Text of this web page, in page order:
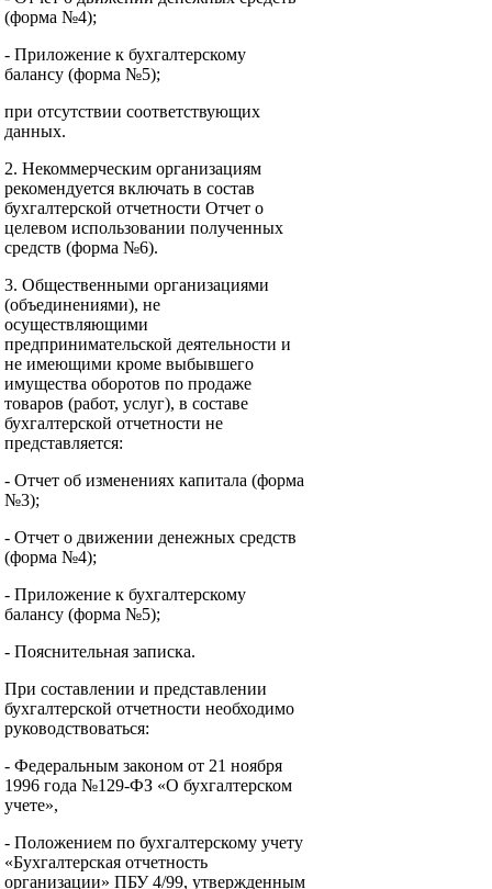
(форма №4);
- Приложение к бухгалтерскому
балансу (форма №5);
при отсутствии соответствующих
данных.
2. Некоммерческим организациям
рекомендуется включать в состав
бухгалтерской отчетности Отчет о
целевом использовании полученных
средств (форма №6).
3. Общественными организациями
(объединениями), не
осуществляющими
предпринимательской деятельности и
не имеющими кроме выбывшего
имущества оборотов по продаже
товаров (работ, услуг), в составе
бухгалтерской отчетности не
представляется:
- Отчет об изменениях капитала (форма
№3);
- Отчет о движении денежных средств
(форма №4);
- Приложение к бухгалтерскому
балансу (форма №5);
- Пояснительная записка.
При составлении и представлении
бухгалтерской отчетности необходимо
руководствоваться:
- Федеральным законом от 21 ноября
1996 года №129-ФЗ «О бухгалтерском
учете»,
- Положением по бухгалтерскому учету
«Бухгалтерская отчетность
организации» ПБУ 4/99, утвержденным